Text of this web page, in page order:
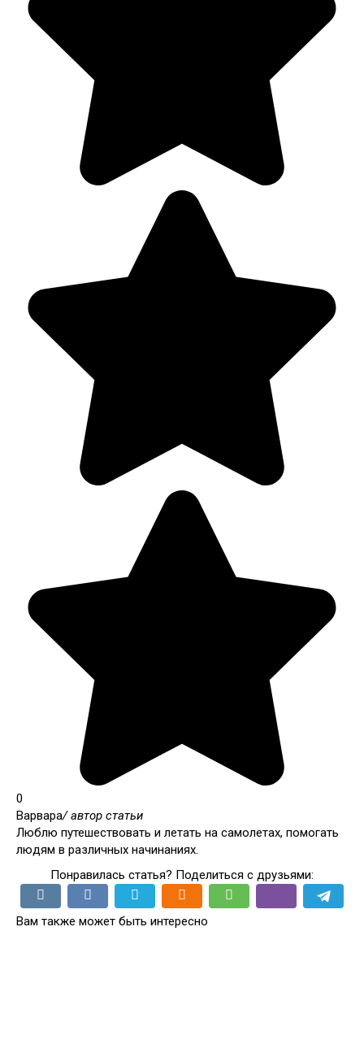
0
Варвара/ автор статьи
Люблю путешествовать и летать на самолетах, помогать
людям в различных начинаниях.
Понравилась статья? Поделиться с друзьями:
Вам также может быть интересно